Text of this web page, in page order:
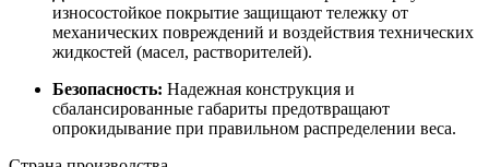
износостойкое покрытие защищают тележку от
механических повреждений и воздействия технических
жидкостей (масел, растворителей).
Безопасность: Надежная конструкция и
сбалансированные габариты предотвращают
опрокидывание при правильном распределении веса.